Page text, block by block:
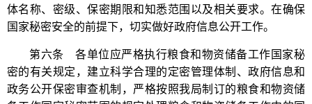
体名称、密级、保密期限和知悉范围以及相关要求。在确保
国家秘密安全的前提下，切实做好政府信息公开工作。
第六条 各单位应严格执行粮食和物资储备工作国家秘
密的有关规定，建立科学合理的定密管理体制、政府信息和
政务公开保密审查机制，严格按照我局制订的粮食和物资储